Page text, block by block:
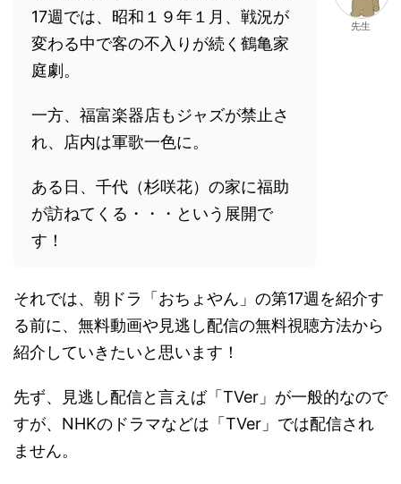
17週では、昭和１９年１月、戦況が
変わる中で客の不入りが続く鶴亀家
庭劇。
一方、福富楽器店もジャズが禁止さ
れ、店内は軍歌一色に。
ある日、千代（杉咲花）の家に福助
が訪ねてくる・・・という展開で
す！
先生
それでは、朝ドラ「おちょやん」の第17週を紹介す
る前に、無料動画や見逃し配信の無料視聴方法から
紹介していきたいと思います！
先ず、見逃し配信と言えば「TVer」が一般的なので
すが、NHKのドラマなどは「TVer」では配信され
ません。